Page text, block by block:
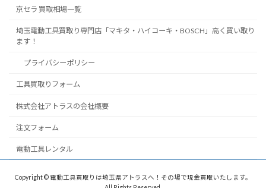
京セラ 買取相場一覧
埼玉電動工具買取り専門店「マキタ・ハイコーキ・BOSCH」高く買い取り
ます！
プライバシーポリシー
工具買取りフォーム
株式会社アトラスの会社概要
注文フォーム
電動工具レンタル
Copyright © 電動工具買取りは埼玉県アトラスへ！その場で現金買取いたします。